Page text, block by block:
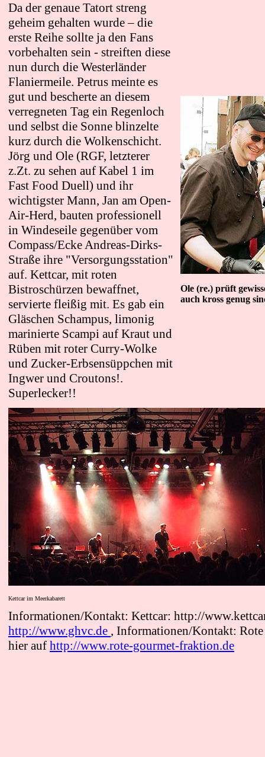
Da der genaue Tatort streng
geheim gehalten wurde – die
erste Reihe sollte ja den Fans
vorbehalten sein - streiften diese
nun durch die Westerländer
Flaniermeile. Petrus meinte es
gut und bescherte an diesem
verregneten Tag ein Regenloch
und selbst die Sonne blinzelte
kurz durch die Wolkenschicht.
Jörg und Ole (RGF, letzterer
z.Zt. zu sehen auf Kabel 1 im
Fast Food Duell) und ihr
wichtigster Mann, Jan am Open-
Air-Herd, bauten professionell
in Windeseile gegenüber vom
Compass/Ecke Andreas-Dirks-
Straße ihre "Versorgungsstation"
auf. Kettcar, mit roten
Bistroschürzen bewaffnet,
servierte fleißig mit. Es gab ein
Gläschen Schampus, limonig
marinierte Scampi auf Kraut und
Rüben mit roter Curry-Wolke
und Zucker-Erbsensüppchen mit
Ingwer und Croutons!.
Superlecker!!
Ole (re.) prüft
auch kross genug
Kettcar im Meerkabarett
Informationen/Kontakt: Kettcar: http://
http://www.ghvc.de , Informationen/Kontakt:
hier auf http://www.rote-gourmet-fraktion.de